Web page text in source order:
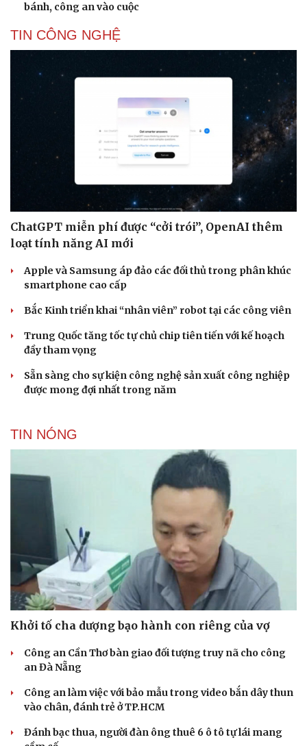
Cải chính
bánh, công an vào cuộc
TIN CÔNG NGHỆ
ChatGPT miễn phí được “cởi trói”, OpenAI thêm
loạt tính năng AI mới
Apple và Samsung áp đảo các đối thủ trong phân khúc
smartphone cao cấp
Bắc Kinh triển khai “nhân viên” robot tại các công viên
Trung Quốc tăng tốc tự chủ chip tiên tiến với kế hoạch
đầy tham vọng
Sẵn sàng cho sự kiện công nghệ sản xuất công nghiệp
được mong đợi nhất trong năm
TIN NÓNG
Khởi tố cha dượng bạo hành con riêng của vợ
Công an Cần Thơ bàn giao đối tượng truy nã cho công
an Đà Nẵng
Công an làm việc với bảo mẫu trong video bắn dây thun
vào chân, đánh trẻ ở TP.HCM
Đánh bạc thua, người đàn ông thuê 6 ô tô tự lái mang